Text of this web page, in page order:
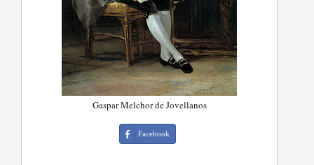
Gaspar Melchor de Jovellanos
Facebook